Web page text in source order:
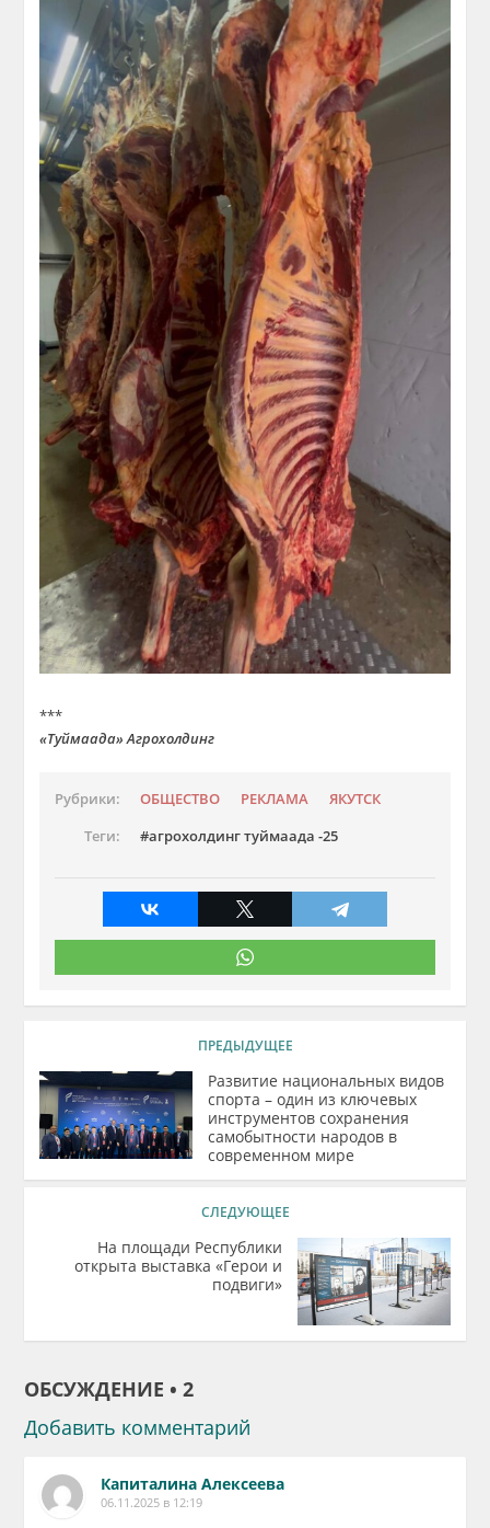
***
«Туймаада»Агрохолдинг
Рубрики: ОБЩЕСТВО РЕКЛАМА
ЯКУТСК
Теги:
агрохолдинг туймаада -25
ПРЕДЫДУЩЕЕ
Развитие национальных видов
спорта – один из ключевых
инструментов сохранения
самобытности народов в
современном мире
СЛЕДУЮЩЕЕ
На площади Республики
открыта выставка «Герои и
подвиги»
ОБСУЖДЕНИЕ • 2
Добавить комментарий
Капиталина Алексеева
06.11.2025 в 12:19